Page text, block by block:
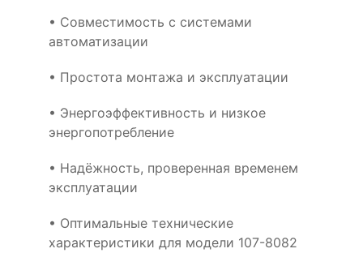
• Совместимость с системами
автоматизации
• Простота монтажа и эксплуатации
• Энергоэффективность и низкое
энергопотребление
• Надёжность, проверенная временем
эксплуатации
• Оптимальные технические
характеристики для модели 107-8082